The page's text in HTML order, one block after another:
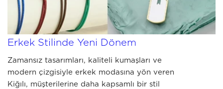
JULY 10 2026
Kiğılı ve Atolyewolf İş Birliğiyle
Erkek Stilinde Yeni Dönem
Zamansız tasarımları, kaliteli kumaşları ve
modern çizgisiyle erkek modasına yön veren
Kiğılı, müşterilerine daha kapsamlı bir stil